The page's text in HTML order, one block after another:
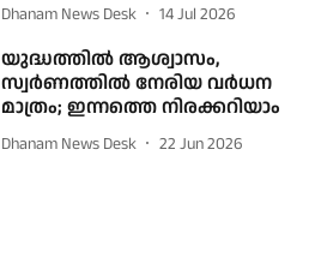
Dhanam News Desk 14 Jul 2026
യുദ്ധത്തില്‍ ആശ്വാസം,
സ്വര്‍ണത്തില്‍ നേരിയ വര്‍ധന
മാത്രം; ഇന്നത്തെ നിരക്കറിയാം
Dhanam News Desk 22 Jun 2026